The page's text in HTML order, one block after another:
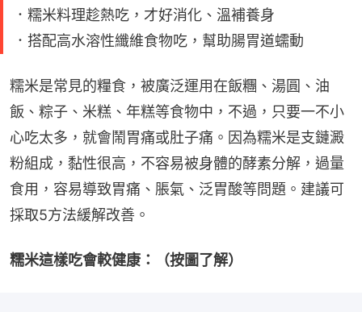
．糯米料理趁熱吃，才好消化、溫補養身
．搭配高水溶性纖維食物吃，幫助腸胃道蠕動
糯米是常見的糧食，被廣泛運用在飯糰、湯圓、油
飯、粽子、米糕、年糕等食物中，不過，只要一不小
心吃太多，就會鬧胃痛或肚子痛。因為糯米是支鏈澱
粉組成，黏性很高，不容易被身體的酵素分解，過量
食用，容易導致胃痛、脹氣、泛胃酸等問題。建議可
採取5方法緩解改善。
糯米這樣吃會較健康：（按圖了解）